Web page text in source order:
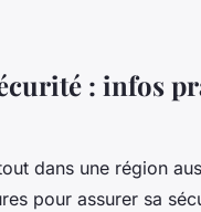
: infos
dans une région
pour assurer sa